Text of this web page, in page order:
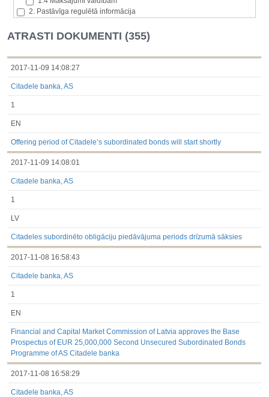
2. Pastāvīga regulētā informācija
2.2. Iekšējā informācija
2.3. Paziņojumi par būtisku akciju paketi
2.4. Emitenta paša akciju iegāde vai atsavināšana
2.5. Balsstiesību kopējais skaits un kapitāls
kategorijām
dalībvalsts tiesību aktiem
Līdz 2017.03.01
Finanšu pārskati
Informācija par akcionāru sapulcēm
ATRASTI DOKUMENTI (355)
2017-11-09 14:08:27
Citadele banka, AS
1
EN
Offering period of Citadele’s subordinated bonds will start shortly
2017-11-09 14:08:01
Citadele banka, AS
1
LV
Citadeles subordinēto obligāciju piedāvājuma periods drīzumā sāksies
2017-11-08 16:58:43
Citadele banka, AS
1
EN
Financial and Capital Market Commission of Latvia approves the Base
Prospectus of EUR 25,000,000 Second Unsecured Subordinated Bonds
Programme of AS Citadele banka
2017-11-08 16:58:29
Citadele banka, AS